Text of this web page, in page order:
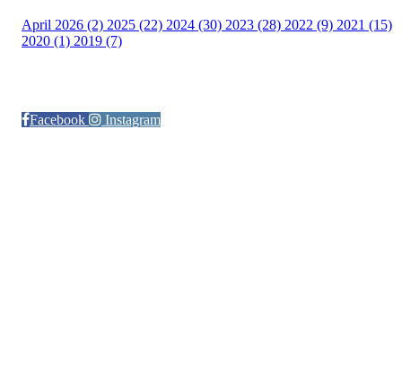
April 2026 (2) 2025 (22) 2024 (30) 2023 (28) 2022 (9) 2021 (15)
2020 (1) 2019 (7)
Facebook
Instagram